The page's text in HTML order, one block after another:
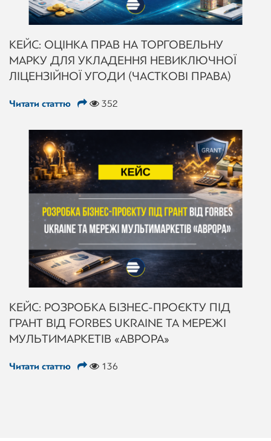
КЕЙС: ОЦІНКА ПРАВ НА ТОРГОВЕЛЬНУ
МАРКУ ДЛЯ УКЛАДЕННЯ НЕВИКЛЮЧНОЇ
ЛІЦЕНЗІЙНОЇ УГОДИ (ЧАСТКОВІ ПРАВА)
Читати статтю 352
КЕЙС: РОЗРОБКА БІЗНЕС-ПРОЄКТУ ПІД
ГРАНТ ВІД FORBES UKRAINE ТА МЕРЕЖІ
МУЛЬТИМАРКЕТІВ «АВРОРА»
Читати статтю 136